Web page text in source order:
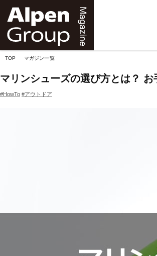
TOP マガジン一覧
マリンシューズの選び方とは？
#HowTo #アウトドア